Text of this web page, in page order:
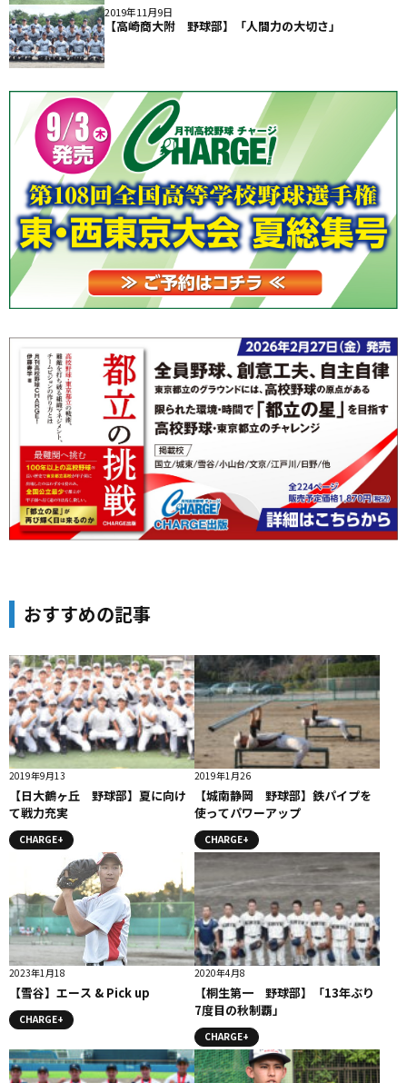
2019年11月9日
【高崎商大附 野球部】「人間力の大切さ」
おすすめの記事
2019年9月13
【日大鶴ヶ丘 野球部】夏に向け
て戦力充実
CHARGE+
2019年1月26
【城南静岡 野球部】鉄パイプを
使ってパワーアップ
CHARGE+
2023年1月18
【雪谷】エース & Pick up
CHARGE+
2020年4月8
【桐生第一 野球部】「13年ぶり
7度目の秋制覇」
CHARGE+